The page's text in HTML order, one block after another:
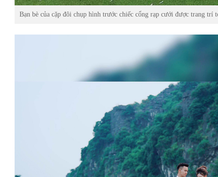
Bạn bè của cặp đôi chụp hình trước chiếc cổng rạp cưới được trang trí